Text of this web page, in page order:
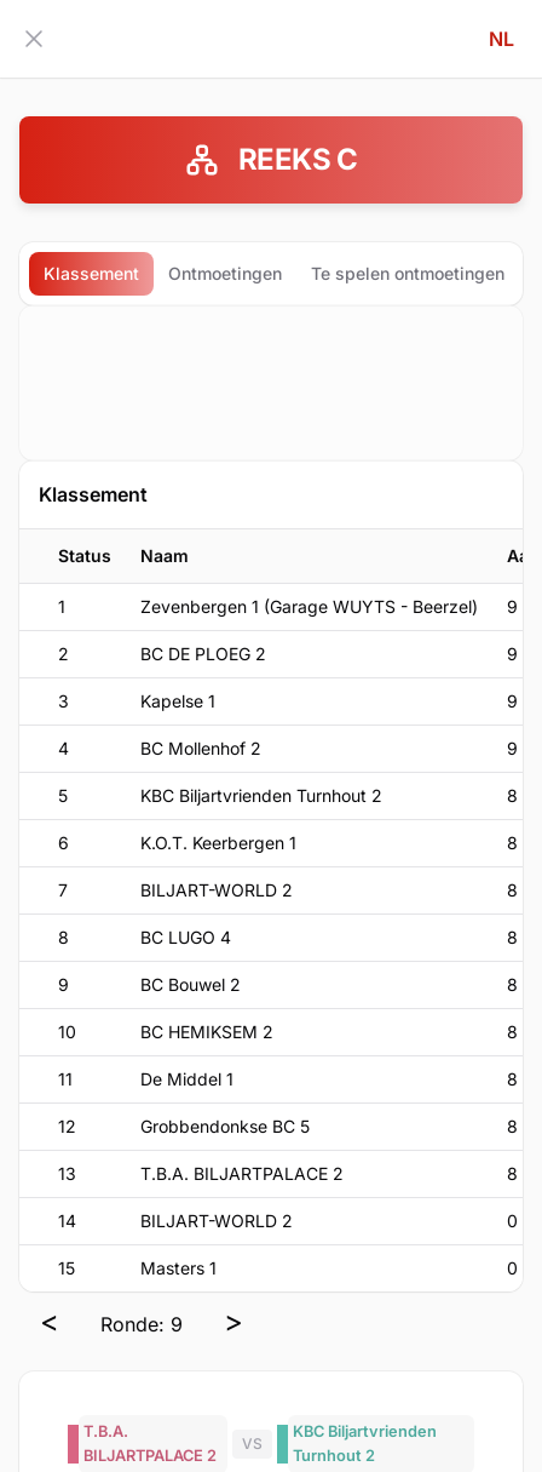
Zijbalk inklappen
NL
REEKS C
Klassement Ontmoetingen Te spelen ontmoetingen
Klassement
Status Naam
1 Zevenbergen 1 (Garage WUYTS - Beerzel) 9
2 BC DE PLOEG 2 9
3 Kapelse 1 9
4 BC Mollenhof 2 9
5 KBC Biljartvrienden Turnhout 2 8
6 K.O.T. Keerbergen 1 8
7 BILJART-WORLD 2 8
8 BC LUGO 4 8
9 BC Bouwel 2 8
10 BC HEMIKSEM 2 8
11 De Middel 1 8
12 Grobbendonkse BC 5 8
13 T.B.A. BILJARTPALACE 2 8
14 BILJART-WORLD 2 0
15 Masters 1 0
< Ronde: 9 >
T.B.A.
BILJARTPALACE 2
VS
KBC Biljartvrienden
Turnhout 2